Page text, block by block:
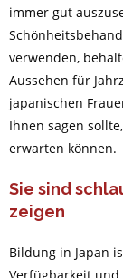
immer gut
verwenden,
Aussehen für
japanischen
Ihnen sagen
erwarten können.
Sie sind
zeigen
Bildung in Japan